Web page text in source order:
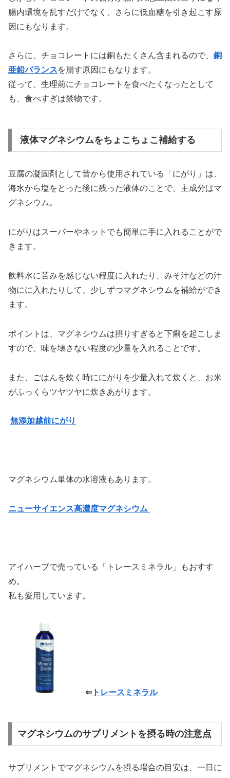
腸内環境を乱すだけでなく、さらに低血糖を引き起こす原
因にもなります。
さらに、チョコレートには銅もたくさん含まれるので、 銅
亜鉛バランスを崩す原因にもなります。
従って、生理前にチョコレートを食べたくなったとして
も、食べすぎは禁物です。
液体マグネシウムをちょこちょこ補給する
豆腐の凝固剤として昔から使用されている「にがり」は、
海水から塩をとった後に残った液体のことで、主成分はマ
グネシウム。
にがりはスーパーやネットでも簡単に手に入れることがで
きます。
飲料水に苦みを感じない程度に入れたり、みそ汁などの汁
物にに入れたりして、少しずつマグネシウムを補給ができ
ます。
ポイントは、マグネシウムは摂りすぎると下痢を起こしま
すので、味を壊さない程度の少量を入れることです。
また、ごはんを炊く時ににがりを少量入れて炊くと、お米
がふっくらツヤツヤに炊きあがります。
無添加越前にがり
マグネシウム単体の水溶液もあります。
ニューサイエンス高濃度マグネシウム
アイハーブで売っている「トレースミネラル」もおすす
め。
私も愛用しています。
⇐トレースミネラル
マグネシウムのサプリメントを摂る時の注意点
サプリメントでマグネシウムを摂る場合の目安は、一日に